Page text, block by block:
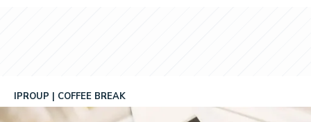
IPROUP COFFEE BREAK